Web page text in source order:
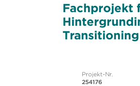
Fachprojekt
Projekt-Nr.
254176